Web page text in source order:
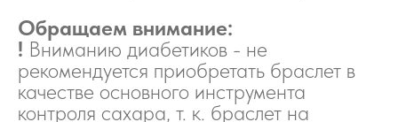
Обращаем внимание:
! Вниманию диабетиков - не
рекомендуется приобретать браслет в
качестве основного инструмента
контроля сахара, т. к. браслет на